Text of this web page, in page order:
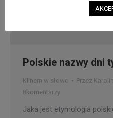
Polskie nazwy dni
Klinem w słowo Przez
8komentarzy
Jaka jest etymologia